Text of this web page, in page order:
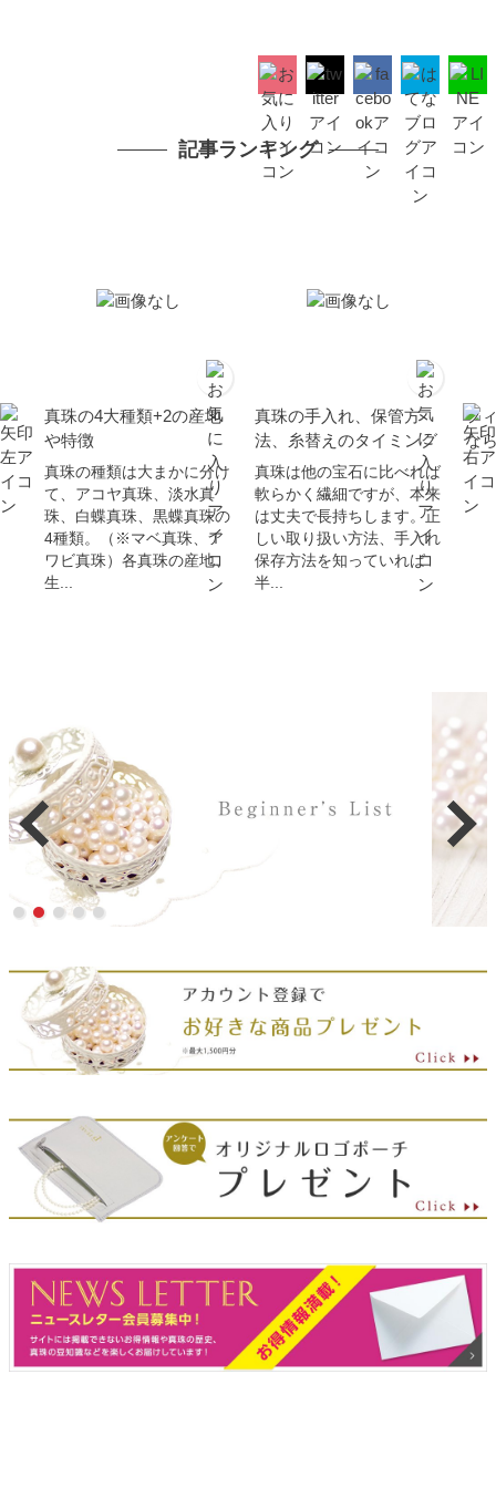
記事ランキング
真珠の4大種類+2の産地
や特徴
真珠の種類は大まかに分け
て、アコヤ真珠、淡水真
珠、白蝶真珠、黒蝶真珠の
4種類。（※マベ真珠、ア
ワビ真珠）各真珠の産地、
生...
真珠の手入れ、保管方
法、糸替えのタイミング
真珠は他の宝石に比べれば
軟らかく繊細ですが、本来
は丈夫で長持ちします。正
しい取り扱い方法、手入れ
保存方法を知っていれば
半...
フ
な